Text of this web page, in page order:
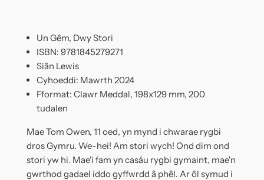
Un Gêm, Dwy Stori
ISBN: 9781845279271
Siân Lewis
Cyhoeddi: Mawrth 2024
Fformat: Clawr Meddal, 198x129 mm, 200
tudalen
Mae Tom Owen, 11 oed, yn mynd i chwarae rygbi
dros Gymru. We-hei! Am stori wych! Ond dim ond
stori yw hi. Mae'i fam yn casáu rygbi gymaint, mae'n
gwrthod gadael iddo gyffwrdd â phêl. Ar ôl symud i